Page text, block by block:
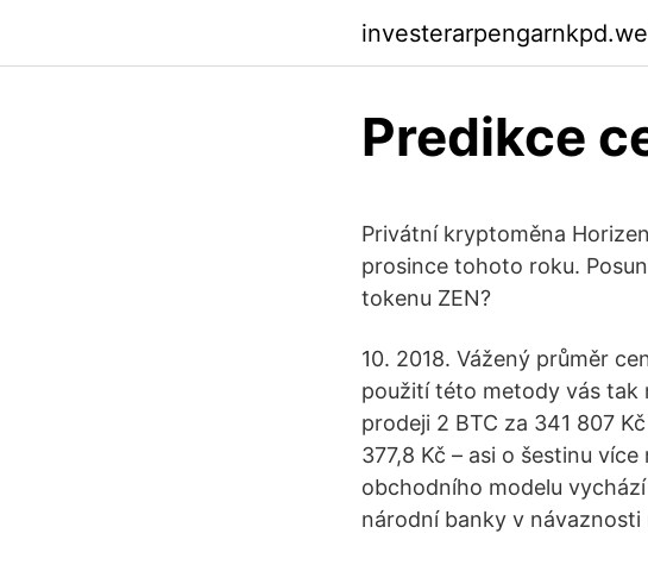
Predikce
Privátní kryptoměna
prosince tohoto roku.
tokenu ZEN?
10. 2018. Vážený průměr
použití této metody vás tak
prodeji 2 BTC za 341 807
377,8 Kč – asi o šestinu
obchodního modelu
národní banky v